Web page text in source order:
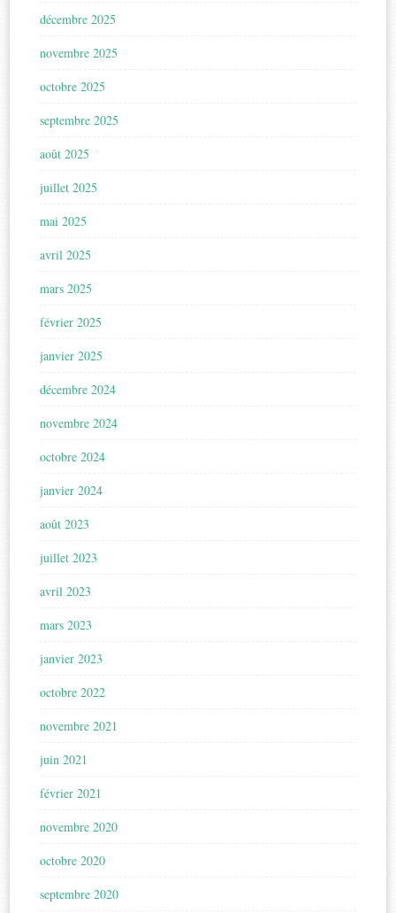
décembre 2025
novembre 2025
octobre 2025
septembre 2025
août 2025
juillet 2025
mai 2025
avril 2025
mars 2025
février 2025
janvier 2025
décembre 2024
novembre 2024
octobre 2024
janvier 2024
août 2023
juillet 2023
avril 2023
mars 2023
janvier 2023
octobre 2022
novembre 2021
juin 2021
février 2021
novembre 2020
octobre 2020
septembre 2020